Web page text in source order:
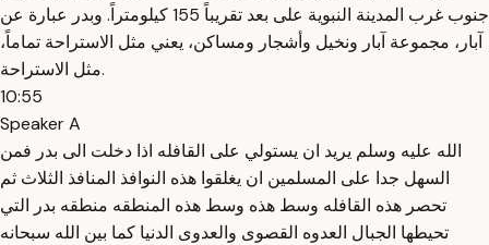
جنوب غرب المدينة النبوية على بعد تقريباً 155 كيلومتراً. وبدر عبارة عن
آبار، مجموعة آبار ونخيل وأشجار ومساكن، يعني مثل الاستراحة تماماً،
مثل الاستراحة.
10:55
Speaker A
الله عليه وسلم يريد ان يستولي على القافله اذا دخلت الى بدر فمن
السهل جدا على المسلمين ان يغلقوا هذه النوافذ المنافذ الثلاث ثم
تحصر هذه القافله وسط هذه وسط هذه المنطقه منطقه بدر التي
تحيطها الجبال العدوه القصوى والعدوى الدنيا كما بين الله سبحانه